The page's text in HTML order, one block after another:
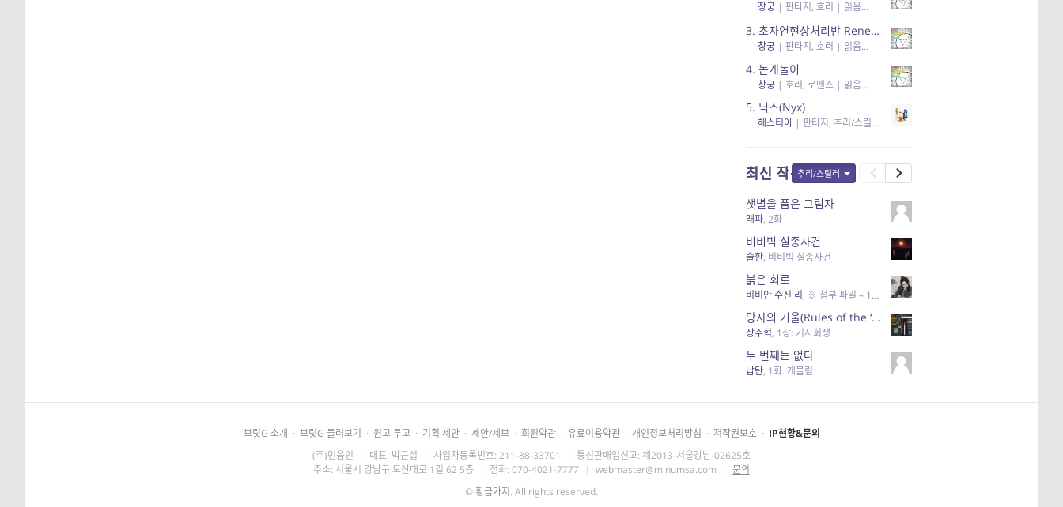
창궁| 판타지, 호러 | 읽음 , 구독 , 응원6
3. 초자연현상처리반 Renewal
창궁| 판타지, 호러 | 읽음 , 구독 , 응원82, 리뷰4
4. 논개놀이
창궁| 호러, 로맨스| 읽음 , 공감11, 응원25
5. 닉스(Nyx)
헤스티아| 판타지, 추리/스릴러 | 읽음
최신 작품추리/스릴러
샛별을 품은 그림자
래파, 2화
비비빅 실종사건
슬한, 비비빅 실종사건
붉은 회로
비비안 수진 리 , ※ 첨부 파일 – 120분 후
망자의 거울(Rules of the ‘Mirror of the Dead’)
장주혁, 1장: 기사회생
두 번째는 없다
납탄, 1화. 개물림
브릿G 소개 · 브릿G 둘러보기 · 원고 투고 · 기획 제안 · 제안/제보 · 회원약관 · 유료이용약관 · 개인정보처리방침 · 저작권보호 · IP현황&문의
(주)민음인 | 대표: 박근섭 | 사업자등록번호: 211-88-33701 | 통신판매업신고: 제2013-서울강남-02625호
주소: 서울시 강남구 도산대로 1길 62 5층 | 전화: 070-4021-7777 | webmaster@minumsa.com | 문의
©황금가지 . All rights reserved.